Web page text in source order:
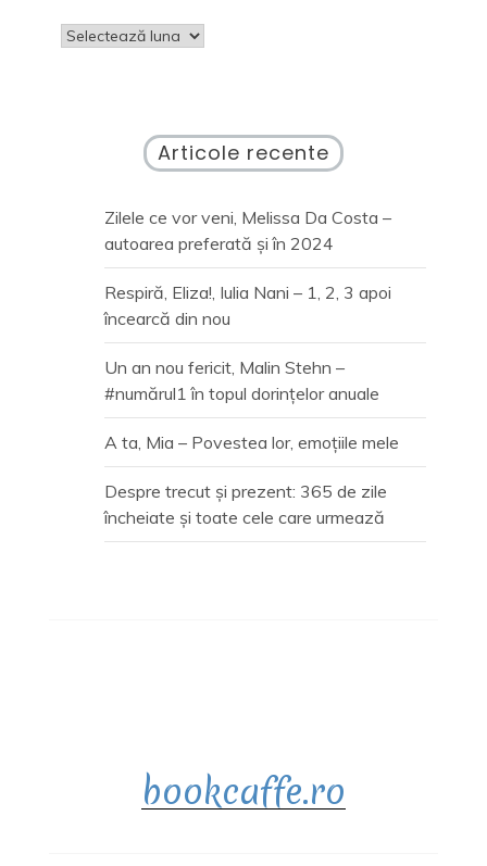
Arhive
Articole recente
Zilele ce vor veni, Melissa Da Costa –
autoarea preferată și în 2024
Respiră, Eliza!, Iulia Nani – 1, 2, 3 apoi
încearcă din nou
Un an nou fericit, Malin Stehn –
#numărul1 în topul dorințelor anuale
A ta, Mia – Povestea lor, emoțiile mele
Despre trecut și prezent: 365 de zile
încheiate și toate cele care urmează
bookcaffe.ro